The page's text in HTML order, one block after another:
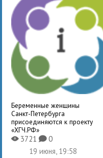
Беременные женщины
Санкт-Петербурга
присоединяются к проекту
«ХГЧ.РФ»
X3721K0
19 июня, 19:58